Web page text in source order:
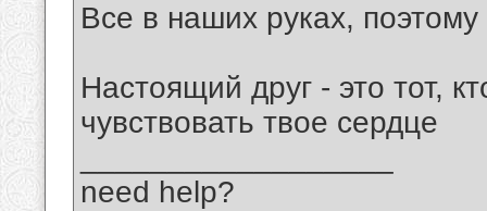
Все в наших руках, поэтому
Настоящий друг - это тот,
чувствовать твое сердце
need help?